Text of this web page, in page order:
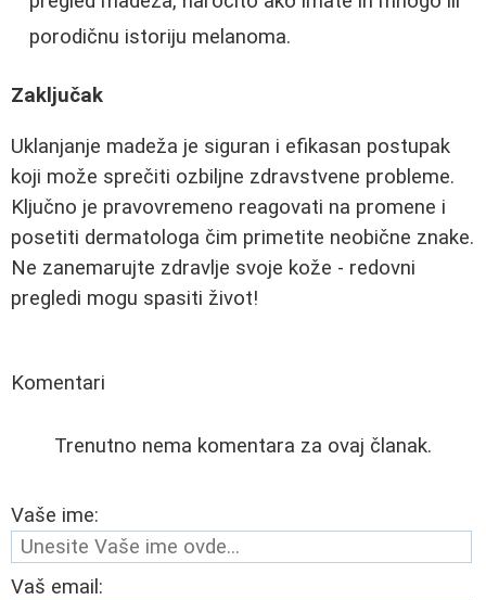
porodičnu istoriju melanoma.
Zaključak
Uklanjanje madeža je siguran i efikasan postupak
koji može sprečiti ozbiljne zdravstvene probleme.
Ključno je pravovremeno reagovati na promene i
posetiti dermatologa čim primetite neobične znake.
Ne zanemarujte zdravlje svoje kože - redovni
pregledi mogu spasiti život!
Komentari
Trenutno nema komentara za ovaj članak.
Vaše ime:
Vaš email: